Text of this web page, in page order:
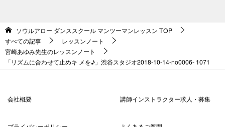
ソウルアロー ダンススクール マンツーマンレッスン TOP
すべての記事
レッスンノート
宮崎あゆみ先生のレッスンノート
「リズムに合わせて止めキ メを♪」渋谷スタジオ2018-10-14-no0006- 1071
会社概要 講師インストラクター求人・募集